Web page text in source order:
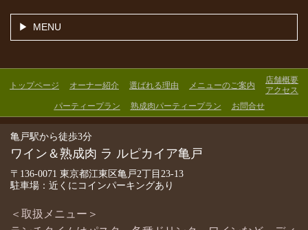
MENU
トップページ オーナー紹介 選ばれる理由 メニューのご案内
店舗概要
アクセス
パーティープラン
熟成肉パーティープラン お問合せ
亀戸駅から徒歩3分
ワイン＆熟成肉 ラ ルピカイア亀戸
〒136-0071 東京都江東区亀戸2丁目23-13
駐車場：近くにコインパーキングあり
＜取扱メニュー＞